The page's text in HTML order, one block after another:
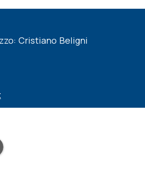
Cristiano Beligni